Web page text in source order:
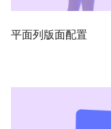
平面列版面配置